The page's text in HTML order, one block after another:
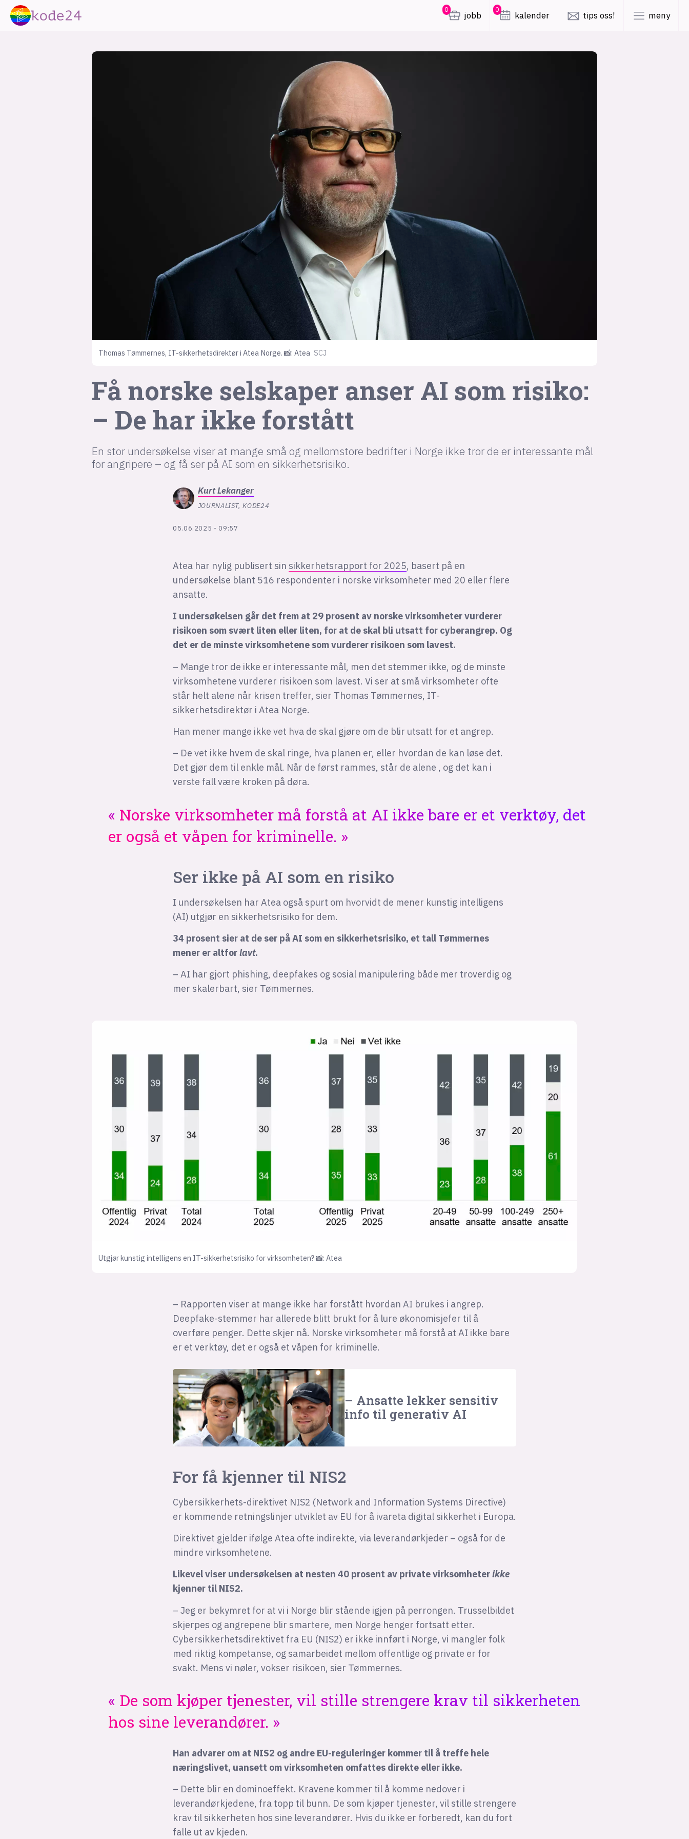
0
jobb
0
kalender tips oss! meny
Thomas Tømmernes, IT-sikkerhetsdirektør i Atea Norge. 📸: Atea SCJ
Få norske selskaper anser AI som risiko:
– De har ikke forstått
En stor undersøkelse viser at mange små og mellomstore bedrifter i Norge ikke tror de er interessante mål
for angripere – og få ser på AI som en sikkerhetsrisiko.
KurtLekanger
JOURNALIST, KODE24
05.06.2025 - 09:57
Atea har nylig publisert sin sikkerhetsrapport for 2025, basert på en
undersøkelse blant 516 respondenter i norske virksomheter med 20 eller flere
ansatte.
I undersøkelsen går det frem at 29 prosent av norske virksomheter vurderer
risikoen som svært liten eller liten, for at de skal bli utsatt for cyberangrep. Og
det er de minste virksomhetene som vurderer risikoen som lavest.
– Mange tror de ikke er interessante mål, men det stemmer ikke, og de minste
virksomhetene vurderer risikoen som lavest. Vi ser at små virksomheter ofte
står helt alene når krisen treffer, sier Thomas Tømmernes, IT-
sikkerhetsdirektør i Atea Norge.
Han mener mange ikke vet hva de skal gjøre om de blir utsatt for et angrep.
– De vet ikke hvem de skal ringe, hva planen er, eller hvordan de kan løse det.
Det gjør dem til enkle mål. Når de først rammes, står de alene , og det kan i
verste fall være kroken på døra.
Norske virksomheter må forstå at AI ikke bare er et verktøy, det
er også et våpen for kriminelle.
Ser ikke på AI som en risiko
I undersøkelsen har Atea også spurt om hvorvidt de mener kunstig intelligens
(AI) utgjør en sikkerhetsrisiko for dem.
34 prosent sier at de ser på AI som en sikkerhetsrisiko, et tall Tømmernes
mener er altforlavt.
– AI har gjort phishing, deepfakes og sosial manipulering både mer troverdig og
mer skalerbart, sier Tømmernes.
Utgjør kunstig intelligens en IT-sikkerhetsrisiko for virksomheten? 📸: Atea
– Rapporten viser at mange ikke har forstått hvordan AI brukes i angrep.
Deepfake-stemmer har allerede blitt brukt for å lure økonomisjefer til å
overføre penger. Dette skjer nå. Norske virksomheter må forstå at AI ikke bare
er et verktøy, det er også et våpen for kriminelle.
– Ansatte lekker sensitiv
info til generativ AI
For få kjenner til NIS2
Cybersikkerhets-direktivet NIS2 (Network and Information Systems Directive)
er kommende retningslinjer utviklet av EU for å ivareta digital sikkerhet i Europa.
Direktivet gjelder ifølge Atea ofte indirekte, via leverandørkjeder – også for de
mindre virksomhetene.
Likevel viser undersøkelsen at nesten 40 prosent av private virksomheterikke
kjenner til NIS2.
– Jeg er bekymret for at vi i Norge blir stående igjen på perrongen. Trusselbildet
skjerpes og angrepene blir smartere, men Norge henger fortsatt etter.
Cybersikkerhetsdirektivet fra EU (NIS2) er ikke innført i Norge, vi mangler folk
med riktig kompetanse, og samarbeidet mellom offentlige og private er for
svakt. Mens vi nøler, vokser risikoen, sier Tømmernes.
De som kjøper tjenester, vil stille strengere krav til sikkerheten
hos sine leverandører.
Han advarer om at NIS2 og andre EU-reguleringer kommer til å treffe hele
næringslivet, uansett om virksomheten omfattes direkte eller ikke.
– Dette blir en dominoeffekt. Kravene kommer til å komme nedover i
leverandørkjedene, fra topp til bunn. De som kjøper tjenester, vil stille strengere
krav til sikkerheten hos sine leverandører. Hvis du ikke er forberedt, kan du fort
falle ut av kjeden.
karriere
frontend backend
tilgjengelighet ukas koder inn/ut